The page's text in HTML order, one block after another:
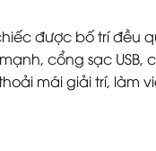
được bố trí đều
cổng sạc USB,
mái giải trí, làm